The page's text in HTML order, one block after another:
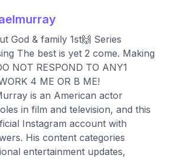
God & family 1st🙌 Series
The best is yet 2 come. Making
NOT RESPOND TO ANY1
4 ME OR B ME!
is an American actor
in film and television, and this
Instagram account with
His content categories
entertainment updates,